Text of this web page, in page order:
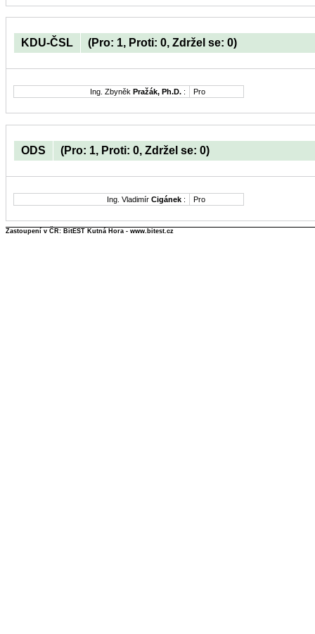
KDU-ČSL (Pro: 1, Proti: 0, Zdržel se: 0)
Ing. Zbyněk Pražák, Ph.D. : Pro
ODS (Pro: 1, Proti: 0, Zdržel se: 0)
Ing. Vladimír Cigánek : Pro
Zastoupení v ČR: BitEST Kutná Hora - www.bitest.cz